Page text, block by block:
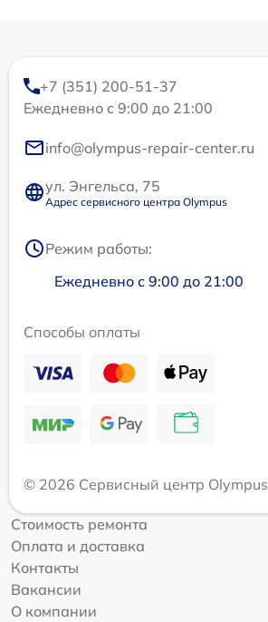
+7 (351) 200-51-37
Ежедневно с 9:00 до 21:00
info@olympus-repair-center.ru
ул. Энгельса, 75
Адрес сервисного центра Olympus
Режим работы:
Ежедневно с 9:00 до 21:00
Способы оплаты
© 2026 Сервисный центр Olympus
Стоимость ремонта
Оплата и доставка
Контакты
Вакансии
О компании